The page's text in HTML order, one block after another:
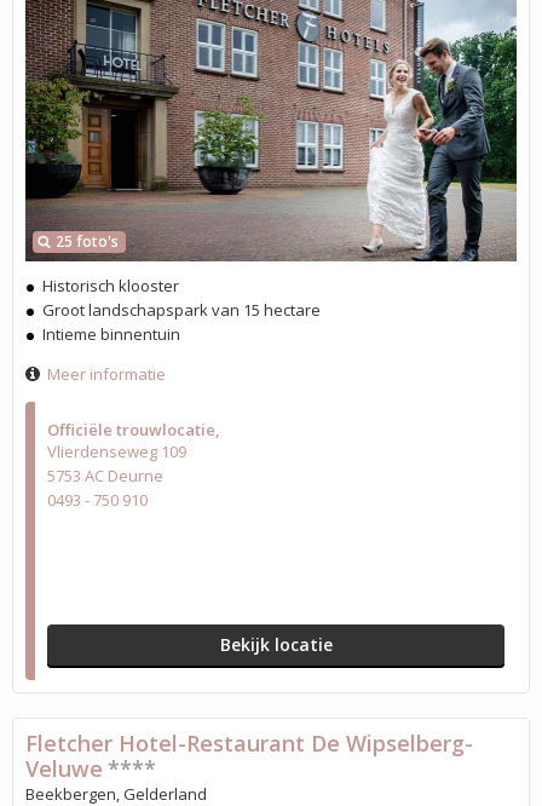
Officiële trouwlocatie
Vlierdenseweg 109
5753 AC Deurne
0493 - 750 910
Bekijk locatie
25 foto's
Historisch klooster
Groot landschapspark van 15 hectare
Intieme binnentuin
Meer informatie
Fletcher Hotel-Restaurant De Wipselberg-
Veluwe ****
Beekbergen, Gelderland